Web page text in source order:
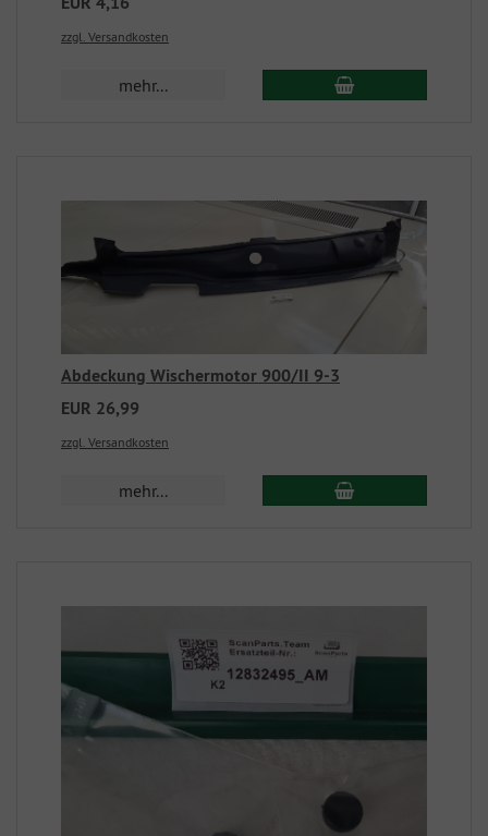
zzgl. Versandkosten
mehr...
Abdeckung Wischermotor 900/II 9-3
EUR 26,99
zzgl. Versandkosten
mehr...